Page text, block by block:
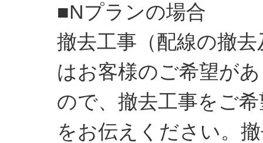
■Nプランの場合
撤去工事（配線の撤
はお客様のご希望が
ので、撤去工事をご
をお伝えください。